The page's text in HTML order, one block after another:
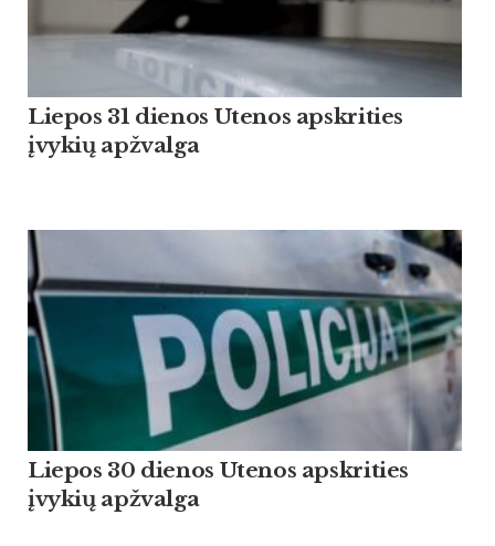
Liepos 31 dienos Utenos apskrities
įvykių apžvalga
Liepos 30 dienos Utenos apskrities
įvykių apžvalga